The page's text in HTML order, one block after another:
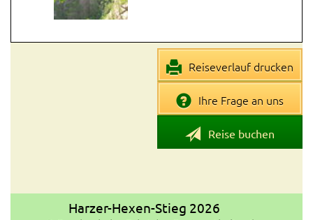
Reiseverlauf drucken
Ihre Frage an uns
Reise buchen
Harzer-Hexen-Stieg 2026